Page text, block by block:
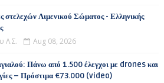
στελεχών Λιμενικού Σώματος - Ελληνικής
Λ.Σ. Aug 08, 2026
Πάνω από 1.500 έλεγχοι με drones και
– Πρόστιμα €73.000 (video)